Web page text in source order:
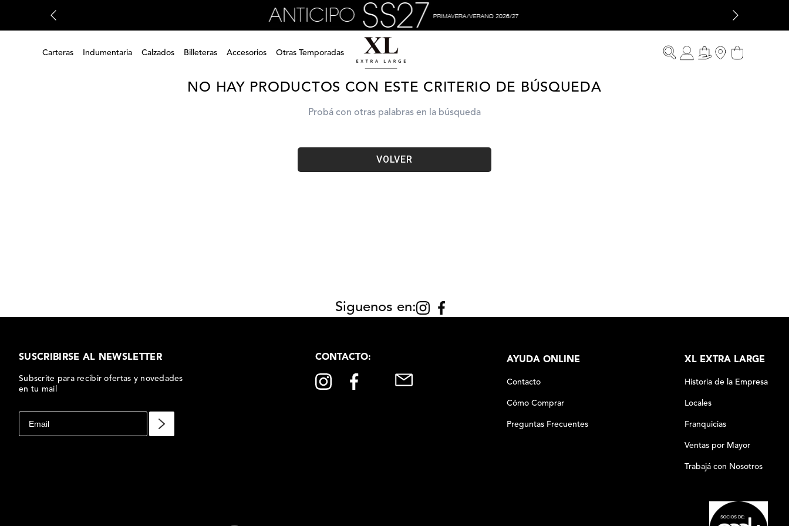
Carteras Indumentaria Calzados Billeteras Accesorios Otras Temporadas
carteras-cecil-cartera-bandolera-xv5wdc08c1758
NO HAY PRODUCTOS CON ESTE CRITERIO DE BÚSQUEDA
Probá con otras palabras en la búsqueda
VOLVER
Siguenos en:
SUSCRIBIRSE AL NEWSLETTER
Subscrite para recibir ofertas y novedades
en tu mail
CONTACTO: AYUDA ONLINE
Contacto
Cómo Comprar
Preguntas Frecuentes
XL EXTRA LARGE
Historia de la Empresa
Locales
Franquicias
Ventas por Mayor
Trabajá con Nosotros